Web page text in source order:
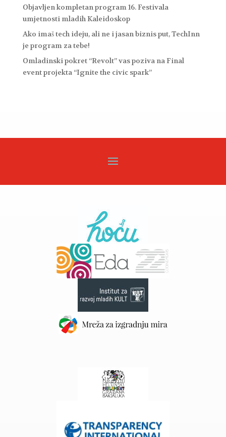
Objavljen kompletan program 16. Festivala
umjetnosti mladih Kaleidoskop
Ako imaš tech ideju, ali ne i jasan biznis put, TechInn
je program za tebe!
Omladinski pokret “Revolt” vas poziva na Final
event projekta “Ignite the civic spark”